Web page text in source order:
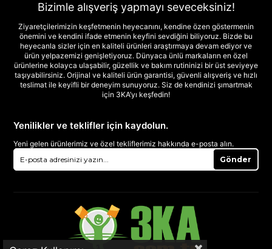
Bizimle alışveriş yapmayı seveceksiniz!
Ziyaretçilerimizin keşfetmenin heyecanını, kendine özen göstermenin
önemini ve kendini ifade etmenin keyfini sevdiğini biliyoruz. Bizde bu
heyecanla sizler için en kaliteli ürünleri araştırmaya devam ediyor ve
ürün yelpazemizi genişletiyoruz. Dünyaca ünlü markaların en özel
ürünlerine kolayca ulaşabilir, güzellik ve bakım rutininizi bir üst seviyeye
taşıyabilirsiniz. Orijinal ve kaliteli ürün garantisi, güvenli alışveriş ve hızlı
teslimat ile keyifli bir deneyim sunuyoruz. Siz de kendinizi şımartmak
için 3KA’yı keşfedin!
Yenilikler ve teklifler için kaydolun.
Yeni gelen ürünlerimiz ve özel tekliflerimiz hakkında e-posta alın.
Gönder